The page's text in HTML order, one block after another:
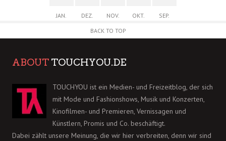
JAN. DEZ. NOV. OKT.
SEP.
BACK TO TOP
ABOUT TOUCHYOU.DE
TOUCHYOU ist ein Medien- und Freizeitblog, der sich
mit Mode und Fashionshows, Musik und Konzerten,
Kinofilmen- und Premieren, Vernissagen und
Künstlern, Promis und Co. beschäftigt.
Dabei zählt unsere Meinung, die wir hier verbreiten, denn wir sind